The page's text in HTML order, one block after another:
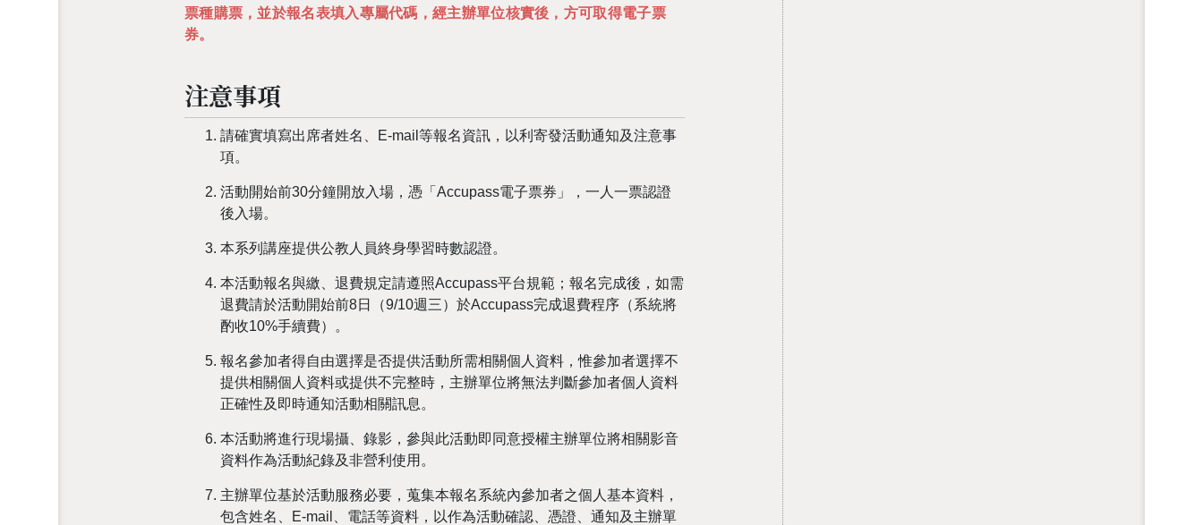
票種購票，並於報名表填入專屬代碼，經主辦單位核實後，方可取得電子票
券。
注意事項
請確實填寫出席者姓名、E-mail等報名資訊，以利寄發活動通知及注意事
項。
活動開始前30分鐘開放入場，憑「Accupass電子票券」，一人一票認證
後入場。
本系列講座提供公教人員終身學習時數認證。
本活動報名與繳、退費規定請遵照Accupass平台規範；報名完成後，如需
退費請於活動開始前8日（9/10週三）於Accupass完成退費程序（系統將
酌收10%手續費）。
報名參加者得自由選擇是否提供活動所需相關個人資料，惟參加者選擇不
提供相關個人資料或提供不完整時，主辦單位將無法判斷參加者個人資料
正確性及即時通知活動相關訊息。
本活動將進行現場攝、錄影，參與此活動即同意授權主辦單位將相關影音
資料作為活動紀錄及非營利使用。
主辦單位基於活動服務必要，蒐集本報名系統內參加者之個人基本資料，
包含姓名、E-mail、電話等資料，以作為活動確認、憑證、通知及主辦單